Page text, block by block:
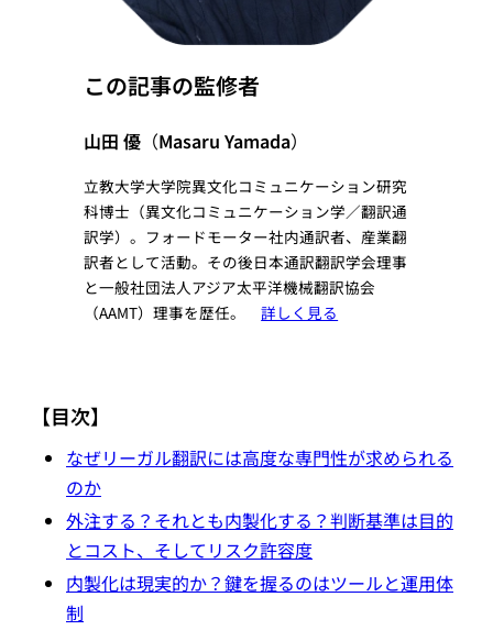
この記事の監修者
山田 優 （Masaru Yamada）
立教大学大学院異文化コミュニケーション研究
科博士（異文化コミュニケーション学／翻訳通
訳学）。フォードモーター社内通訳者、産業翻
訳者として活動。その後日本通訳翻訳学会理事
と一般社団法人アジア太平洋機械翻訳協会
（AAMT）理事を歴任。詳しく見る
【目次】
なぜリーガル翻訳には高度な専門性が求められる
のか
外注する？それとも内製化する？判断基準は目的
とコスト、そしてリスク許容度
内製化は現実的か？鍵を握るのはツールと運用体
制